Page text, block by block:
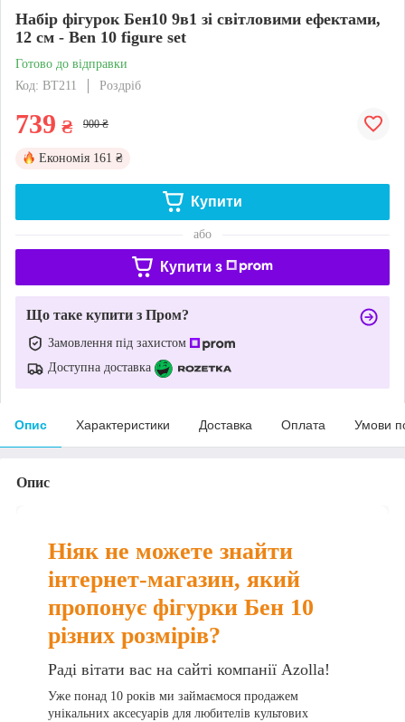
Набір фігурок Бен10 9в1 зі світловими ефектами,
12 см - Ben 10 figure set
Готово до відправки
Код: BT211
Роздріб
739 ₴ 900 ₴
Економія 161 ₴
Купити
або
Купити з
Що таке купити з Пром?
Замовлення під захистом
Доступна доставка
Опис Характеристики Доставка Оплата Умови
Опис
Ніяк не можете знайти
інтернет-магазин, який
пропонує фігурки Бен 10
різних розмірів?
Раді вітати вас на сайті компанії Azolla!
Уже понад 10 років ми займаємося продажем
унікальних аксесуарів для любителів культових